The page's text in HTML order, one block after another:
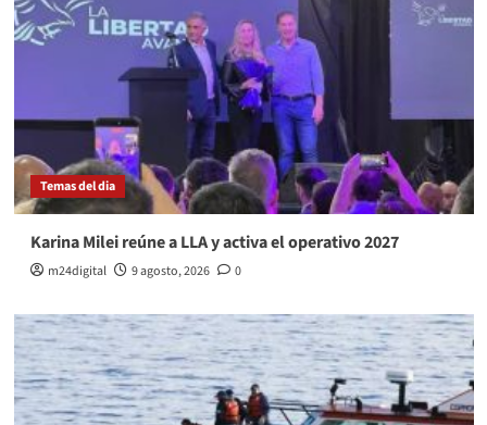
Temas del dia
Karina Milei reúne a LLA y activa el operativo 2027
m24digital 9 agosto, 2026 0